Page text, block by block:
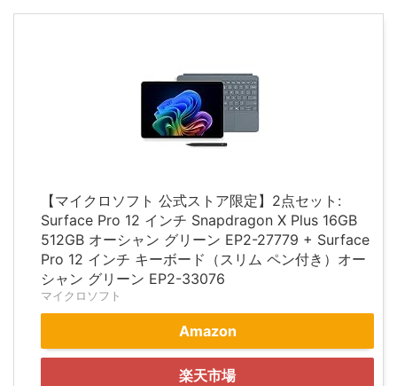
【マイクロソフト 公式ストア限定】2点セット:
Surface Pro 12 インチ Snapdragon X Plus 16GB
512GB オーシャン グリーン EP2-27779 + Surface
Pro 12 インチ キーボード（スリム ペン付き）オー
シャン グリーン EP2-33076
マイクロソフト
Amazon
楽天市場